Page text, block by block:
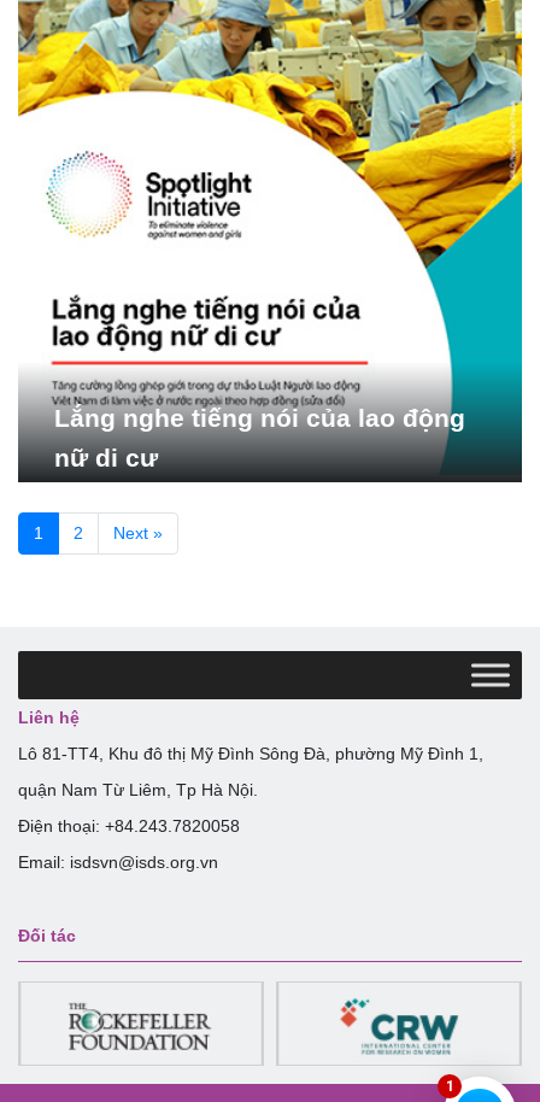
1
Lắng nghe tiếng nói của lao động
nữ di cư
1 2 Next »
Liên hệ
Lô 81-TT4, Khu đô thị Mỹ Đình Sông Đà, phường Mỹ Đình 1,
quận Nam Từ Liêm, Tp Hà Nội.
Điện thoại: +84.243.7820058
Email: isdsvn@isds.org.vn
Đối tác